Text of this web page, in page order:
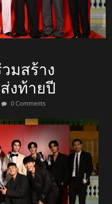
มสร้าง
งท้ายปี
0 Comments